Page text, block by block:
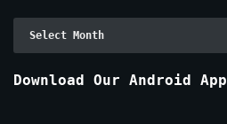
Download Our Android App